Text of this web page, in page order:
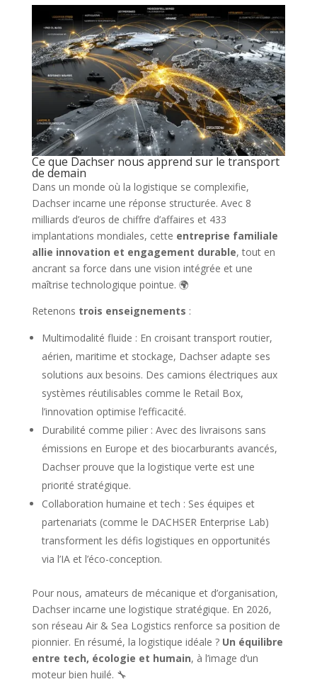
Ce que Dachser nous apprend sur le transport
de demain
Dans un monde où la logistique se complexifie,
Dachser incarne une réponse structurée. Avec 8
milliards d’euros de chiffre d’affaires et 433
implantations mondiales, cette entreprise familiale
allie innovation et engagement durable, tout en
ancrant sa force dans une vision intégrée et une
maîtrise technologique pointue. 🌍
Retenons trois enseignements :
Multimodalité fluide : En croisant transport routier,
aérien, maritime et stockage, Dachser adapte ses
solutions aux besoins. Des camions électriques aux
systèmes réutilisables comme le Retail Box,
l’innovation optimise l’efficacité.
Durabilité comme pilier : Avec des livraisons sans
émissions en Europe et des biocarburants avancés,
Dachser prouve que la logistique verte est une
priorité stratégique.
Collaboration humaine et tech : Ses équipes et
partenariats (comme le DACHSER Enterprise Lab)
transforment les défis logistiques en opportunités
via l’IA et l’éco-conception.
Pour nous, amateurs de mécanique et d’organisation,
Dachser incarne une logistique stratégique. En 2026,
son réseau Air & Sea Logistics renforce sa position de
pionnier. En résumé, la logistique idéale ? Un équilibre
entre tech, écologie et humain, à l’image d’un
moteur bien huilé. 🔧